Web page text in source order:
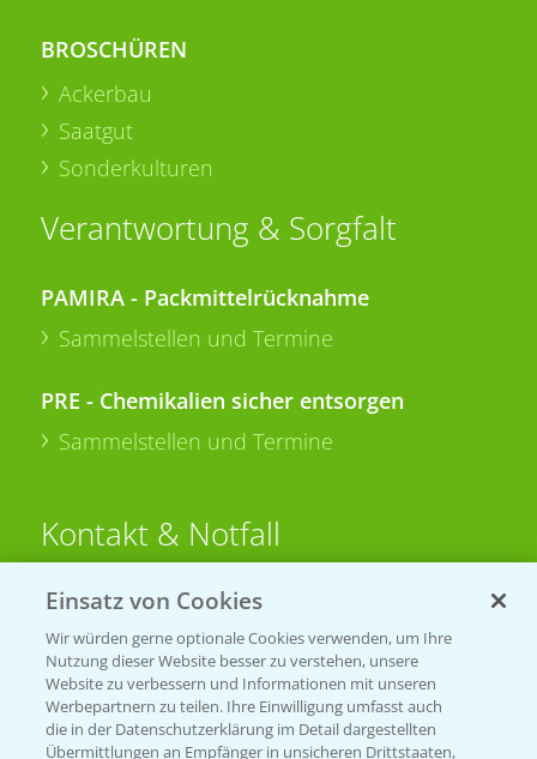
BROSCHÜREN
Ackerbau
Saatgut
Sonderkulturen
Verantwortung & Sorgfalt
PAMIRA - Packmittelrücknahme
Sammelstellen und Termine
PRE - Chemikalien sicher entsorgen
Sammelstellen und Termine
Kontakt & Notfall
Beratung auf WhatsApp
T.+49 (0)174 346 564 1
KONTAKT
Einsatz von Cookies
Wir würden gerne optionale Cookies verwenden, um Ihre
Nutzung dieser Website besser zu verstehen, unsere
Website zu verbessern und Informationen mit unseren
Werbepartnern zu teilen. Ihre Einwilligung umfasst auch
die in der Datenschutzerklärung im Detail dargestellten
Übermittlungen an Empfänger in unsicheren Drittstaaten,